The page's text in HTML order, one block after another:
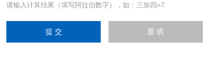
请输入计算结果（填写阿拉伯数字），如：三加四=7